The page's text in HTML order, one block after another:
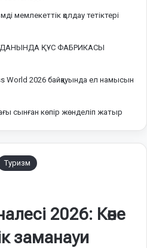
Туризм
2026: Көне
заманауи
мемлекеттік қолдау тетіктері
ҚҰС ФАБРИКАСЫ
World 2026 байқауында ел намысын
сынған көпір жөнделіп жатыр